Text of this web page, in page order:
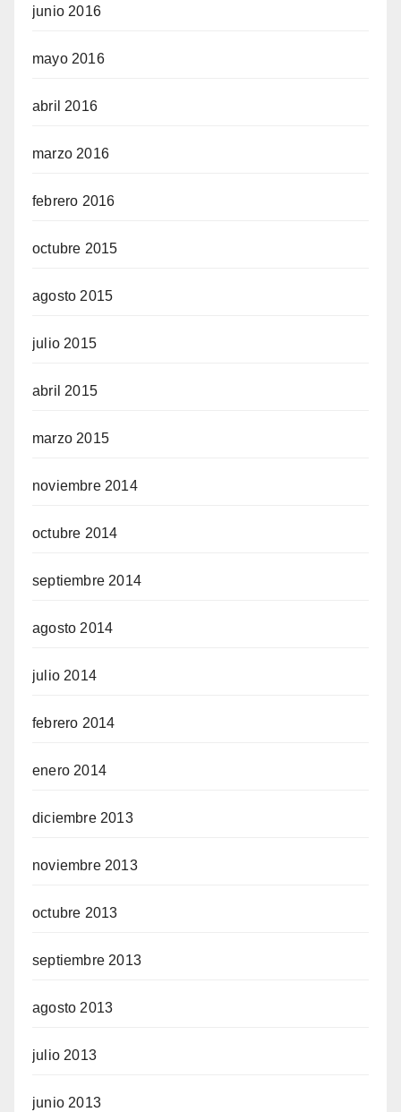
junio 2016
mayo 2016
abril 2016
marzo 2016
febrero 2016
octubre 2015
agosto 2015
julio 2015
abril 2015
marzo 2015
noviembre 2014
octubre 2014
septiembre 2014
agosto 2014
julio 2014
febrero 2014
enero 2014
diciembre 2013
noviembre 2013
octubre 2013
septiembre 2013
agosto 2013
julio 2013
junio 2013